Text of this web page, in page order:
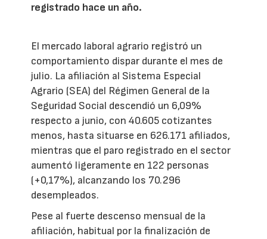
registrado hace un año.
El mercado laboral agrario registró un
comportamiento dispar durante el mes de
julio. La afiliación al Sistema Especial
Agrario (SEA) del Régimen General de la
Seguridad Social descendió un 6,09%
respecto a junio, con 40.605 cotizantes
menos, hasta situarse en 626.171 afiliados,
mientras que el paro registrado en el sector
aumentó ligeramente en 122 personas
(+0,17%), alcanzando los 70.296
desempleados.
Pese al fuerte descenso mensual de la
afiliación, habitual por la finalización de